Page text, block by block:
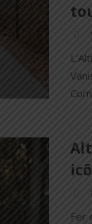
Fer